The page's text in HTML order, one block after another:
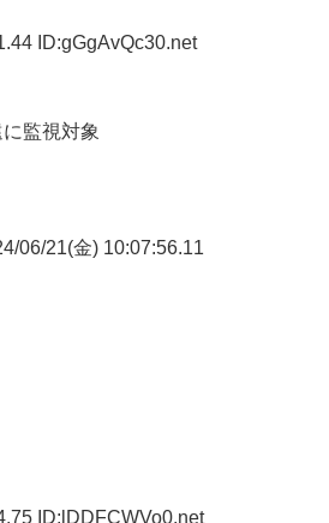
ID:gGgAvQc30.net
監視対象
06/21(金) 10:07:56.11
ID:lDDFCWVo0.net